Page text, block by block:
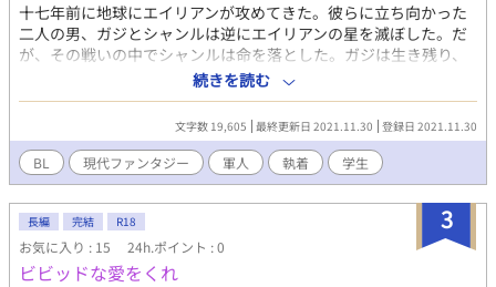
十七年前に地球にエイリアンが攻めてきた。彼らに立ち向かった
二人の男、ガジとシャンルは逆にエイリアンの星を滅ぼした。だ
が、その戦いの中でシャンルは命を落とした。ガジは生き残り、
今では地球軍の隊長となっているが、未だに独身を貫いている。
「ガシャンまじゴフい」 そんな彼らから生まれたCP『ガジ×シャ
ンル』はナマモノジャンルではあるが世界中にファンがいる超供
給過多ジャンルでもある。そんなジャンルに沼落ちしている腐男
子中学生、森下シャルには『死ぬまでに達成したい百のこと』が
あった。 彼はそれを達成するために単身海外旅行を行う。しかし
その旅は、彼にとって『公式による解釈違い』『地雷に次ぐ地
雷』との戦いとなるのだった。 「……解釈違いです！！！！！」
「うわ」 こうして『お前はシャンルで俺の恋人』と子どもにの
たまう世界最強軍人ストーカー(42)が爆誕した。
続きを読む
文字数 19,605 最終更新日 2021.11.30 登録日 2021.11.30
BL 現代ファンタジー 軍人 執着 学生
3
長編 完結 R18
お気に入り : 15 24h.ポイント : 0
ビビッドな愛をくれ